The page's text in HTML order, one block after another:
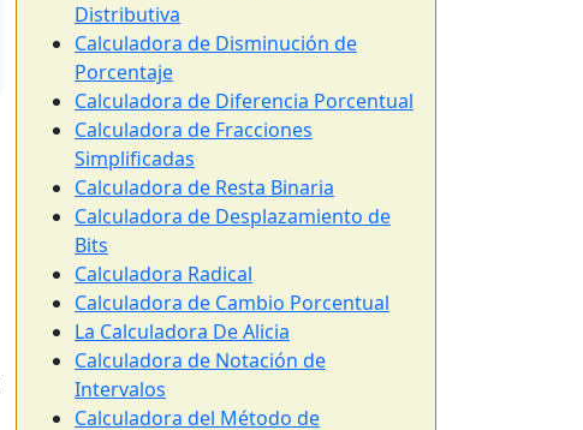
Distributiva
Calculadora de Disminución de
Porcentaje
Calculadora de Diferencia Porcentual
Calculadora de Fracciones
Simplificadas
Calculadora de Resta Binaria
Calculadora de Desplazamiento de
Bits
Calculadora Radical
Calculadora de Cambio Porcentual
La Calculadora De Alicia
Calculadora de Notación de
Intervalos
Calculadora del Método de